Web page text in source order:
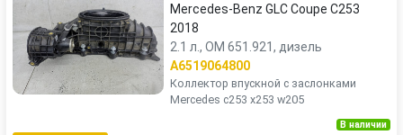
Mercedes-Benz GLC Coupe C253
2018
2.1 л., OM 651.921, дизель
A6519064800
Коллектор впускной с заслонками
Mercedes c253 x253 w205
В наличии